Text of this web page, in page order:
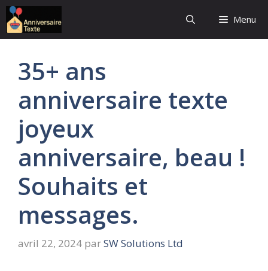
Aller
au
contenu
Menu
35+ ans
anniversaire texte
joyeux
anniversaire, beau !
Souhaits et
messages.
avril 22, 2024 parSW Solutions Ltd